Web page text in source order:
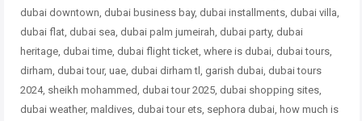
dubai downtown, dubai business bay, dubai installments, dubai villa,
dubai flat, dubai sea, dubai palm jumeirah, dubai party, dubai
heritage, dubai time, dubai flight ticket, where is dubai, dubai tours,
dirham, dubai tour, uae, dubai dirham tl, garish dubai, dubai tours
2024, sheikh mohammed, dubai tour 2025, dubai shopping sites,
dubai weather, maldives, dubai tour ets, sephora dubai, how much is